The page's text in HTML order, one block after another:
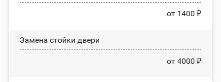
от 1400 ₽
Зaмeнa cтoйĸи двepи
от 4000 ₽